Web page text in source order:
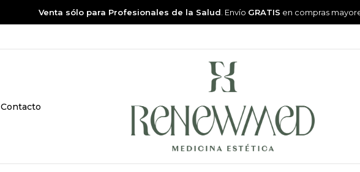
Venta sólo para Profesionales de la Salud . Envío GRATIS en compras
Contacto